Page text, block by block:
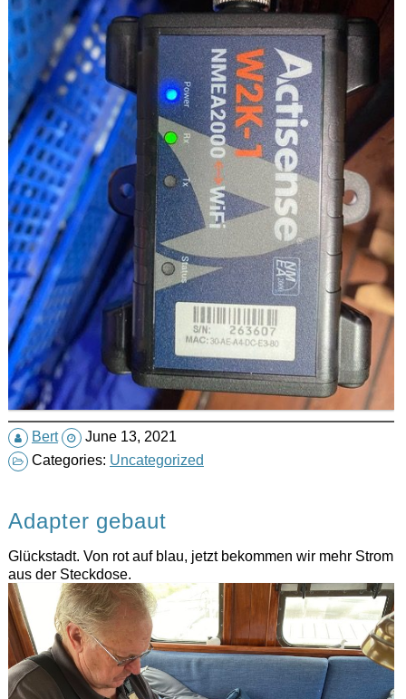
Bert
June 13, 2021
Categories: Uncategorized
Adapter gebaut
Glückstadt. Von rot auf blau, jetzt bekommen wir mehr Strom
aus der Steckdose.